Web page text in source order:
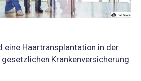
eine Haartransplantation in der
Krankenversicherung